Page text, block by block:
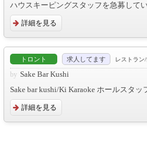
ハウスキーピングスタッフを急募してい
詳細を見る
トロント 求人してます レストラン
Sake Bar Kushi
Sake bar kushi/Ki Karaoke ホールスタ
詳細を見る